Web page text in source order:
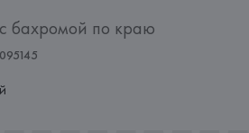
бахромой по краю